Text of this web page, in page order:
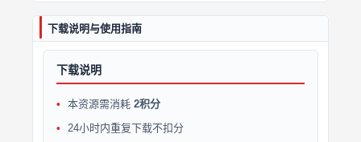
下载说明与使用指南
下载说明
本资源需消耗 2积分
24小时内重复下载不扣分